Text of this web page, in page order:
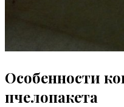
Особенности
пчелопакета